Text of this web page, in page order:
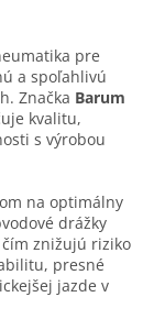
pre
a spoľahlivú
Značka Barum
kvalitu,
s výrobou
na optimálny
drážky
znižujú riziko
presné
jazde v